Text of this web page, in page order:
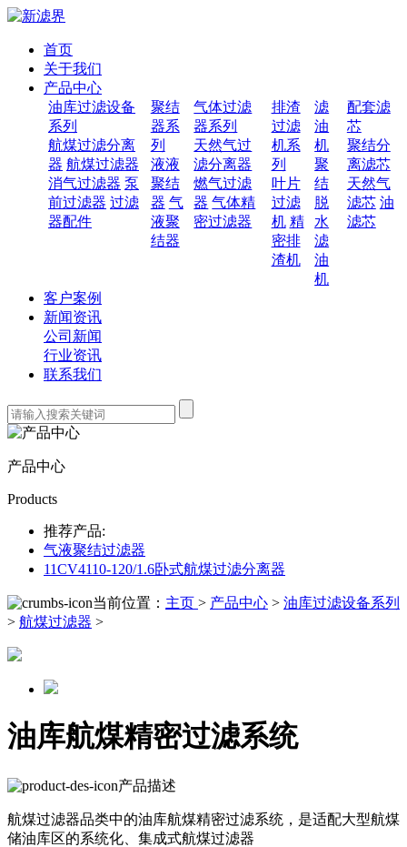
首页
关于我们
产品中心
油库过滤设备
系列
航煤过滤分离
器 航煤过滤器
消气过滤器 泵
前过滤器 过滤
器配件
聚结
器系
列
液液
聚结
器 气
液聚
结器
气体过滤
器系列
天然气过
滤分离器
燃气过滤
器 气体精
密过滤器
排渣
过滤
机系
列
叶片
过滤
机 精
密排
渣机
滤
油
机
聚
结
脱
水
滤
油
机
配套滤
芯
聚结分
离滤芯
天然气
滤芯 油
滤芯
客户案例
新闻资讯
公司新闻
行业资讯
联系我们
产品中心
Products
推荐产品:
气液聚结过滤器
11CV4110-120/1.6卧式航煤过滤分离器
当前位置： 主页 > 产品中心 > 油库过滤设备系列
> 航煤过滤器 >
油库航煤精密过滤系统
产品描述
航煤过滤器品类中的油库航煤精密过滤系统，是适配大型航煤
储油库区的系统化、集成式航煤过滤器